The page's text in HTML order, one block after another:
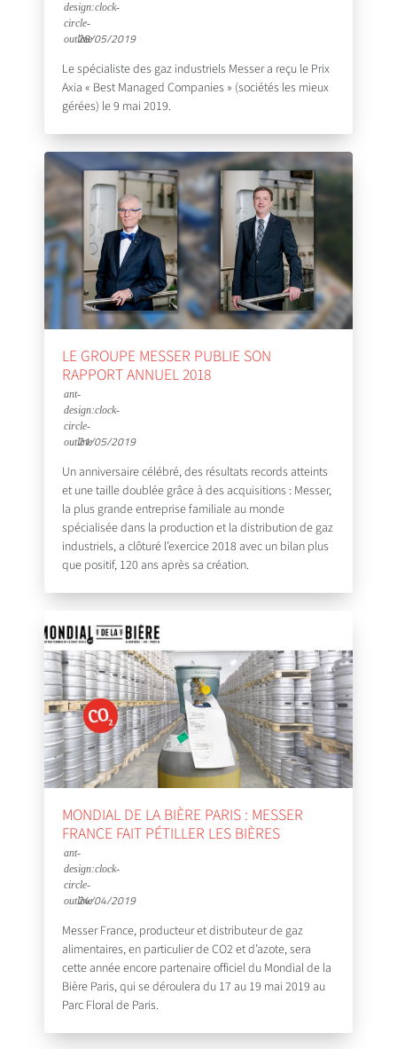
28/05/2019
Le spécialiste des gaz industriels Messer a reçu le Prix
Axia « Best Managed Companies » (sociétés les mieux
gérées) le 9 mai 2019.
LE GROUPE MESSER PUBLIE SON
RAPPORT ANNUEL 2018
21/05/2019
Un anniversaire célébré, des résultats records atteints
et une taille doublée grâce à des acquisitions : Messer,
la plus grande entreprise familiale au monde
spécialisée dans la production et la distribution de gaz
industriels, a clôturé l’exercice 2018 avec un bilan plus
que positif, 120 ans après sa création.
MONDIAL DE LA BIÈRE PARIS : MESSER
FRANCE FAIT PÉTILLER LES BIÈRES
24/04/2019
Messer France, producteur et distributeur de gaz
alimentaires, en particulier de CO2 et d’azote, sera
cette année encore partenaire officiel du Mondial de la
Bière Paris, qui se déroulera du 17 au 19 mai 2019 au
Parc Floral de Paris.